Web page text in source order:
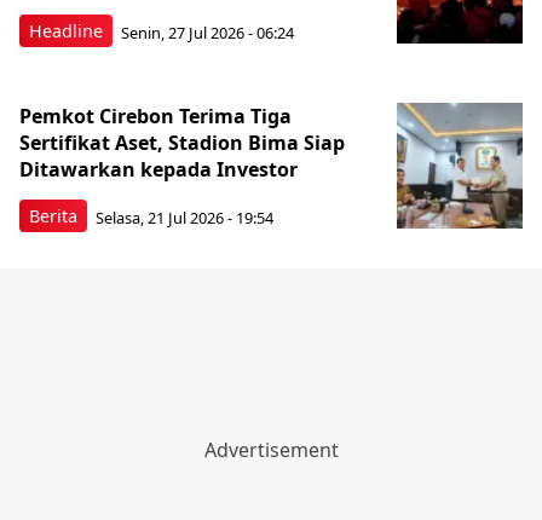
Headline Senin, 27 Jul 2026 - 06:24
Berita
Pemkot Cirebon Terima Tiga
Sertifikat Aset, Stadion Bima Siap
Ditawarkan kepada Investor
Selasa, 21 Jul 2026 - 19:54